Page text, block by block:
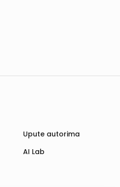
Upute autorima
AI Lab